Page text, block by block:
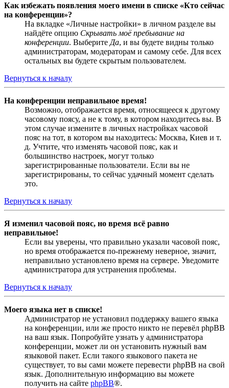
Как избежать появления моего имени в списке «Кто сейчас
на конференции»?
На вкладке «Личные настройки» в личном разделе вы
найдёте опцию Скрывать моё пребывание на
конференции. Выберите Да, и вы будете видны только
администраторам, модераторам и самому себе. Для всех
остальных вы будете скрытым пользователем.
Вернуться к началу
На конференции неправильное время!
Возможно, отображается время, относящееся к другому
часовому поясу, а не к тому, в котором находитесь вы. В
этом случае измените в личных настройках часовой
пояс на тот, в котором вы находитесь: Москва, Киев и т.
д. Учтите, что изменять часовой пояс, как и
большинство настроек, могут только
зарегистрированные пользователи. Если вы не
зарегистрированы, то сейчас удачный момент сделать
это.
Вернуться к началу
Я изменил часовой пояс, но время всё равно
неправильное!
Если вы уверены, что правильно указали часовой пояс,
но время отображается по-прежнему неверное, значит,
неправильно установлено время на сервере. Уведомите
администратора для устранения проблемы.
Вернуться к началу
Моего языка нет в списке!
Администратор не установил поддержку вашего языка
на конференции, или же просто никто не перевёл phpBB
на ваш язык. Попробуйте узнать у администратора
конференции, может ли он установить нужный вам
языковой пакет. Если такого языкового пакета не
существует, то вы сами можете перевести phpBB на свой
язык. Дополнительную информацию вы можете
получить на сайте phpBB®.